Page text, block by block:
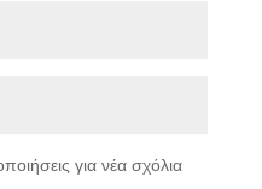
για νέα σχόλια